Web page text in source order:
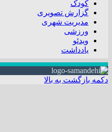
کودک
گزارش تصویری
مدیریت شهری
ورزشی
ویدئو
یادداشت
دکمه بازگشت به بالا